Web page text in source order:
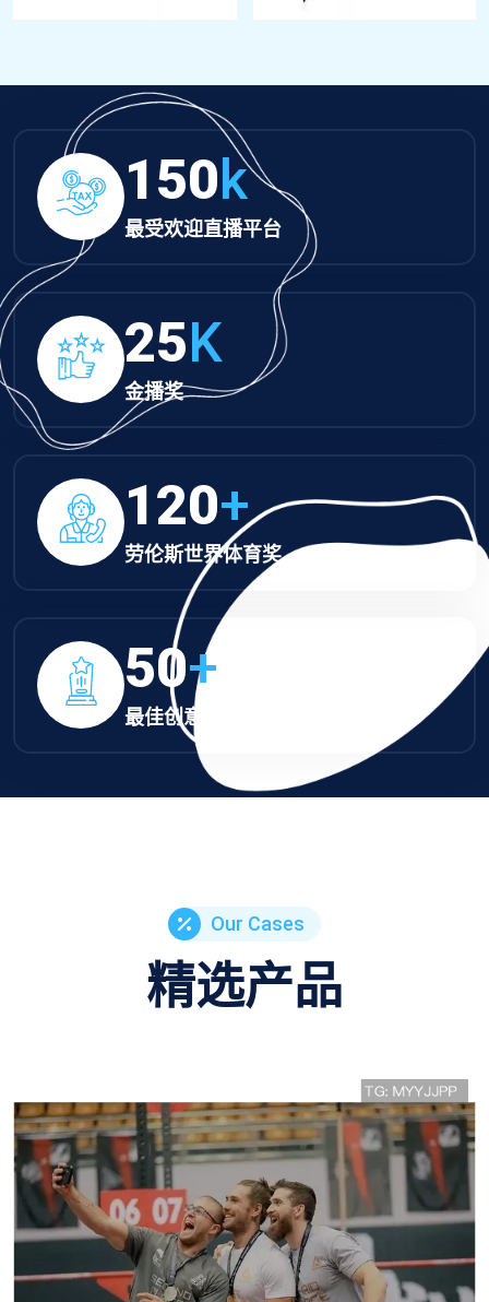
150k
最受欢迎直播平台
25K
金播奖
120+
劳伦斯世界体育奖
50+
最佳创意设计奖
Our Cases
精选产品
米切尔因神奇一举动瞬间引爆热搜全网成为
焦点引发广泛关注